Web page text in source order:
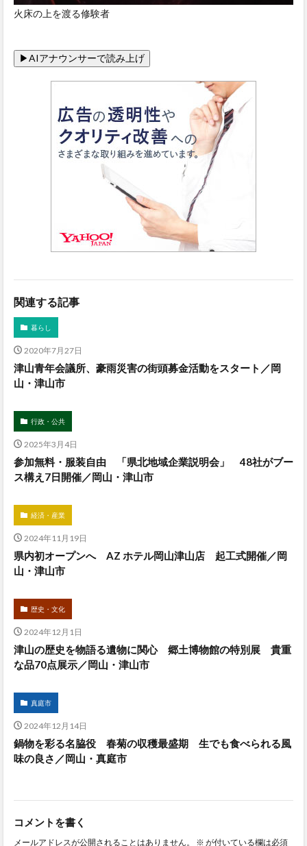
火床の上を渡る修験者
関連する記事
暮らし
2020年7月27日
津山青年会議所、豪雨災害の街頭募金活動をスタート／岡
山・津山市
行政・公共
2025年3月4日
参加無料・服装自由 「県北地域企業説明会」 48社がブー
ス構え7日開催／岡山・津山市
経済・産業
2024年11月19日
県内初オープンへ AZ ホテル岡山津山店 起工式開催／岡
山・津山市
歴史・文化
2024年12月1日
津山の歴史を物語る遺物に関心 郷土博物館の特別展 貴重
な品70点展示／岡山・津山市
真庭市
2024年12月14日
鍋物を彩る名脇役 春菊の収穫最盛期 生でも食べられる風
味の良さ／岡山・真庭市
コメントを書く
メールアドレスが公開されることはありません。 ※ が付いている欄は必須